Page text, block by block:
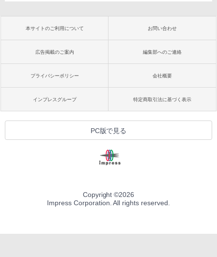
本サイトのご利用について お問い合わせ
広告掲載のご案内 編集部へのご連絡
プライバシーポリシー 会社概要
インプレスグループ 特定商取引法に基づく表示
PC版で見る
Copyright ©2026
Impress Corporation. All rights reserved.